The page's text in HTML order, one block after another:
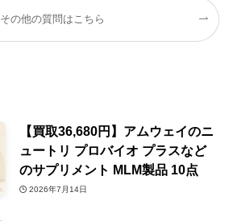
その他の質問はこちら
【買取36,680円】アムウェイのニ
ュートリ プロバイオ プラスなど
のサプリメント MLM製品 10点
2026年7月14日